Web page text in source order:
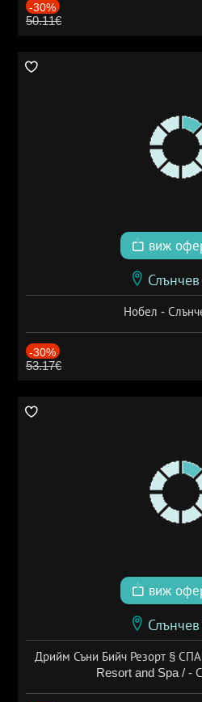
-30%
50.11€
виж
Нобел -
-30%
53.17€
виж
Дрийм Съни Бийч Резорт §
Resort and Spa / -